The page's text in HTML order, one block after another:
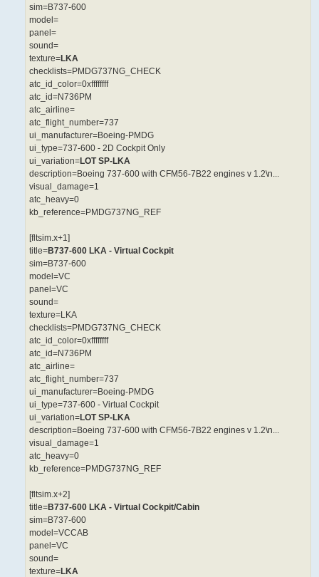
sim=B737-600
model=
panel=
sound=
texture=LKA
checklists=PMDG737NG_CHECK
atc_id_color=0xffffffff
atc_id=N736PM
atc_airline=
atc_flight_number=737
ui_manufacturer=Boeing-PMDG
ui_type=737-600 - 2D Cockpit Only
ui_variation=LOT SP-LKA
description=Boeing 737-600 with CFM56-7B22 engines v 1.2\n...
visual_damage=1
atc_heavy=0
kb_reference=PMDG737NG_REF
[fltsim.x+1]
title=B737-600 LKA - Virtual Cockpit
sim=B737-600
model=VC
panel=VC
sound=
texture=LKA
checklists=PMDG737NG_CHECK
atc_id_color=0xffffffff
atc_id=N736PM
atc_airline=
atc_flight_number=737
ui_manufacturer=Boeing-PMDG
ui_type=737-600 - Virtual Cockpit
ui_variation=LOT SP-LKA
description=Boeing 737-600 with CFM56-7B22 engines v 1.2\n...
visual_damage=1
atc_heavy=0
kb_reference=PMDG737NG_REF
[fltsim.x+2]
title=B737-600 LKA - Virtual Cockpit/Cabin
sim=B737-600
model=VCCAB
panel=VC
sound=
texture=LKA